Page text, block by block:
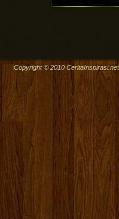
Copyright © 2010 CeritaInspirasi.net